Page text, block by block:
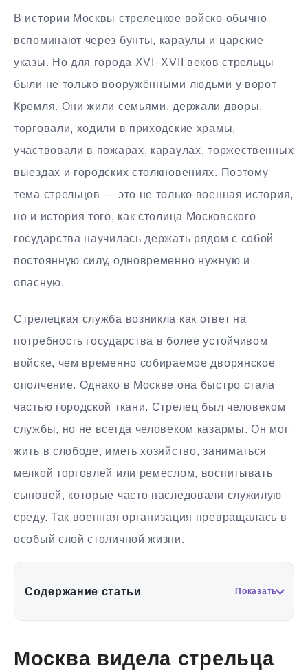
В истории Москвы стрелецкое войско обычно
вспоминают через бунты, караулы и царские
указы. Но для города XVI–XVII веков стрельцы
были не только вооружёнными людьми у ворот
Кремля. Они жили семьями, держали дворы,
торговали, ходили в приходские храмы,
участвовали в пожарах, караулах, торжественных
выездах и городских столкновениях. Поэтому
тема стрельцов — это не только военная история,
но и история того, как столица Московского
государства научилась держать рядом с собой
постоянную силу, одновременно нужную и
опасную.
Стрелецкая служба возникла как ответ на
потребность государства в более устойчивом
войске, чем временно собираемое дворянское
ополчение. Однако в Москве она быстро стала
частью городской ткани. Стрелец был человеком
службы, но не всегда человеком казармы. Он мог
жить в слободе, иметь хозяйство, заниматься
мелкой торговлей или ремеслом, воспитывать
сыновей, которые часто наследовали служилую
среду. Так военная организация превращалась в
особый слой столичной жизни.
Содержание статьи Показать
Москва видела стрельца